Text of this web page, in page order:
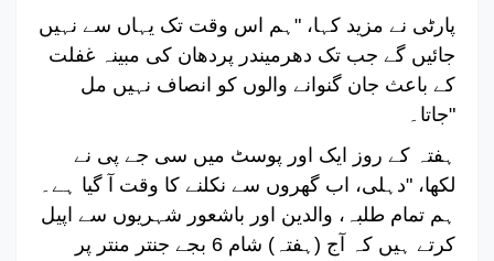
پارٹی نے مزید کہا، "ہم اس وقت تک یہاں سے نہیں
جائیں گے جب تک دھرمیندر پردھان کی مبینہ غفلت
کے باعث جان گنوانے والوں کو انصاف نہیں مل
جاتا۔"
ہفتہ کے روز ایک اور پوسٹ میں سی جے پی نے
لکھا، "دہلی، اب گھروں سے نکلنے کا وقت آ گیا ہے۔
ہم تمام طلبہ، والدین اور باشعور شہریوں سے اپیل
کرتے ہیں کہ آج (ہفتہ) شام 6 بجے جنتر منتر پر